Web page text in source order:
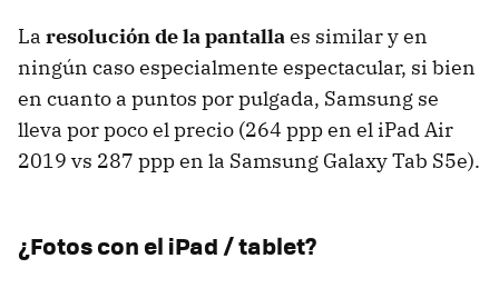
La resolución de la pantallaes similar y en
ningún caso especialmente espectacular, si bien
en cuanto a puntos por pulgada, Samsung se
lleva por poco el precio (264 ppp en el iPad Air
2019 vs 287 ppp en la Samsung Galaxy Tab S5e).
¿Fotos con el iPad / tablet?